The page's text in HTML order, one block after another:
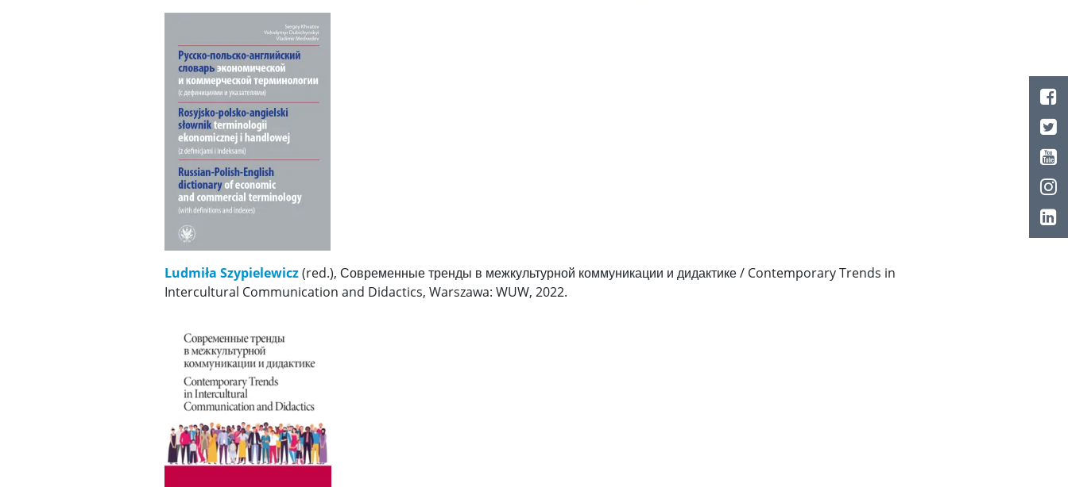
Ludmiła Szypielewicz(red.), Современные тренды в межкультурной коммуникации и дидактике / Contemporary Trends in
Intercultural Communication and Didactics, Warszawa: WUW, 2022.